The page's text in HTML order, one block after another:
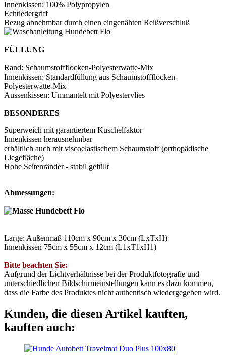
Innenkissen: 100% Polypropylen
Echtledergriff
Bezug abnehmbar durch einen eingenähten Reißverschluß
FÜLLUNG
Rand: Schaumstoffflocken-Polyesterwatte-Mix
Innenkissen: Standardfüllung aus Schaumstoffflocken-
Polyesterwatte-Mix
Aussenkissen: Ummantelt mit Polyestervlies
BESONDERES
Superweich mit garantiertem Kuschelfaktor
Innenkissen herausnehmbar
erhältlich auch mit viscoelastischem Schaumstoff (orthopädische
Liegefläche)
Hohe Seitenränder - stabil gefüllt
Abmessungen:
Large: Außenmaß 110cm x 90cm x 30cm (LxTxH)
Innenkissen 75cm x 55cm x 12cm (L1xT1xH1)
Bitte beachten Sie:
Aufgrund der Lichtverhältnisse bei der Produktfotografie und
unterschiedlichen Bildschirmeinstellungen kann es dazu kommen,
dass die Farbe des Produktes nicht authentisch wiedergegeben wird.
Kunden, die diesen Artikel kauften,
kauften auch: